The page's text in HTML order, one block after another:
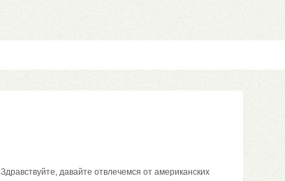
Здравствуйте, давайте отвлечемся от американских